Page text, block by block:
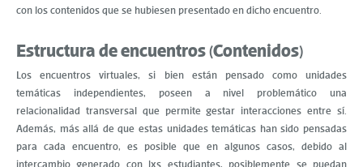
con los contenidos que se hubiesen presentado en dicho encuentro.
Estructura de encuentros (Contenidos)
Los encuentros virtuales, si bien están pensado como unidades
temáticas independientes, poseen a nivel problemático una
relacionalidad transversal que permite gestar interacciones entre sí.
Además, más allá de que estas unidades temáticas han sido pensadas
para cada encuentro, es posible que en algunos casos, debido al
intercambio generado con lxs estudiantes, posiblemente se puedan